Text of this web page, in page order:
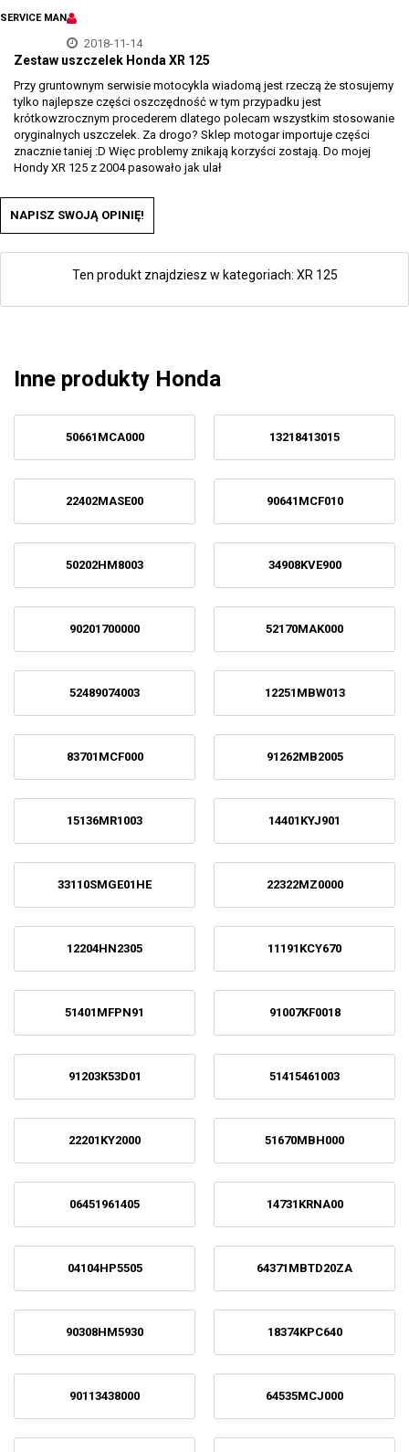
SERVICE MAN
2018-11-14
Zestaw uszczelek Honda XR 125
Przy gruntownym serwisie motocykla wiadomą jest rzeczą że stosujemy
tylko najlepsze części oszczędność w tym przypadku jest
krótkowzrocznym procederem dlatego polecam wszystkim stosowanie
oryginalnych uszczelek. Za drogo? Sklep motogar importuje części
znacznie taniej :D Więc problemy znikają korzyści zostają. Do mojej
Hondy XR 125 z 2004 pasowało jak ulał
NAPISZ SWOJĄ OPINIĘ!
Ten produkt znajdziesz w kategoriach: XR 125
Inne produkty Honda
50661MCA000 13218413015
22402MASE00 90641MCF010
50202HM8003 34908KVE900
90201700000 52170MAK000
52489074003 12251MBW013
83701MCF000 91262MB2005
15136MR1003 14401KYJ901
33110SMGE01HE 22322MZ0000
12204HN2305 11191KCY670
51401MFPN91 91007KF0018
91203K53D01 51415461003
22201KY2000 51670MBH000
06451961405 14731KRNA00
04104HP5505 64371MBTD20ZA
90308HM5930 18374KPC640
90113438000 64535MCJ000